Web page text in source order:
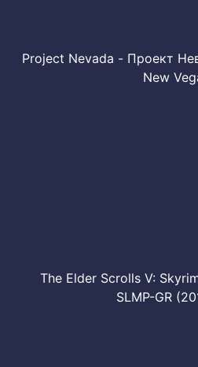
Project Nevada - Проект
New
The Elder Scrolls V:
SLMP-GR